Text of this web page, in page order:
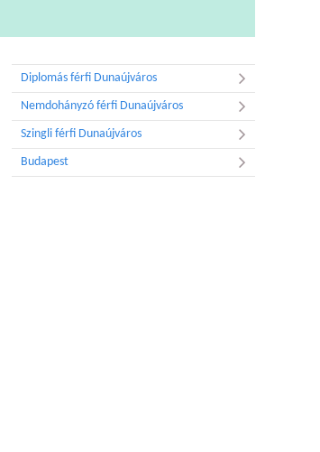
Diplomás férfi Dunaújváros
Nemdohányzó férfi Dunaújváros
Szingli férfi Dunaújváros
Budapest